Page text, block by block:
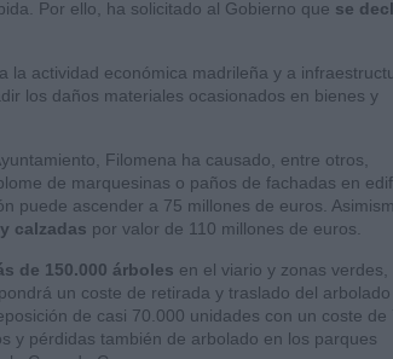
Por ello, ha solicitado al Gobierno que se
la actividad económica madrileña y a
los daños materiales ocasionados en bienes y
Filomena ha causado, entre otros,
de marquesinas o paños de fachadas en
puede ascender a 75 millones de euros.
calzadas por valor de 110 millones de euros.
de 150.000 árboles en el viario y zonas verdes,
un coste de retirada y traslado del arbolado
de casi 70.000 unidades con un coste de
y pérdidas también de arbolado en los parques